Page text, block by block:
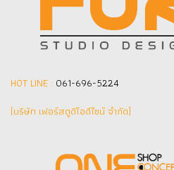
HOT LINE : 061-696-5224
(บริษัท เฟอร์สตูดิโอดีไซน์ จำกัด]